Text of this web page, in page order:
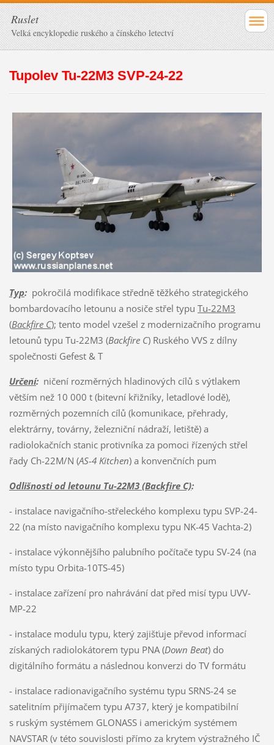
Ruslet
Velká encyklopedie ruského a čínského letectví
Tupolev Tu-22M3 SVP-24-22
Typ:pokročilá modifikace středně těžkého strategického
bombardovacího letounu a nosiče střel typu Tu-22M3
(Backfire C); tento model vzešel z modernizačního programu
letounů typu Tu-22M3 (Backfire C) Ruského VVS z dílny
společnosti Gefest & T
Určení:ničení rozměrných hladinových cílů s výtlakem
větším než 10 000 t (bitevní křižníky, letadlové lodě),
rozměrných pozemních cílů (komunikace, přehrady,
elektrárny, továrny, železniční nádraží, letiště) a
radiolokačních stanic protivníka za pomoci řízených střel
řady Ch-22M/N (AS-4 Kitchen) a konvenčních pum
Odlišnosti od letounu Tu-22M3 (Backfire C):
- instalace navigačního-střeleckého komplexu typu SVP-24-
22 (na místo navigačního komplexu typu NK-45 Vachta-2)
- instalace výkonnějšího palubního počítače typu SV-24 (na
místo typu Orbita-10TS-45)
- instalace zařízení pro nahrávání dat před misí typu UVV-
MP-22
- instalace modulu typu, který zajišťuje převod informací
získaných radiolokátorem typu PNA (Down Beat) do
digitálního formátu a následnou konverzi do TV formátu
- instalace radionavigačního systému typu SRNS-24 se
satelitním přijímačem typu A737, který je kompatibilní
s ruským systémem GLONASS i americkým systémem
NAVSTAR (v této souvislosti přímo za krytem výstražného IČ